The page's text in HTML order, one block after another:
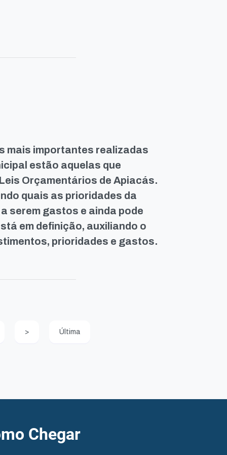
mais importantes realizadas
estão aquelas que
Orçamentários de Apiacás.
quais as prioridades da
serem gastos e ainda pode
em definição, auxiliando o
prioridades e gastos.
> Última
Chegar